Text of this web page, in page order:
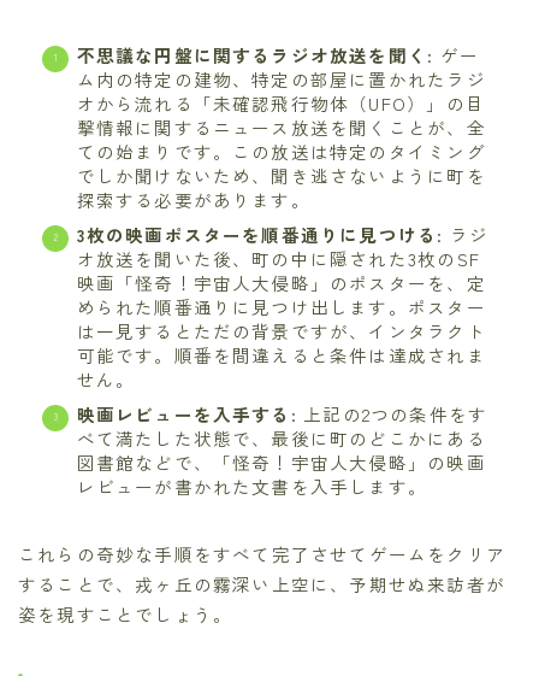
不思議な円盤に関するラジオ放送を聞く : ゲー
ム内の特定の建物、特定の部屋に置かれたラジ
オから流れる「未確認飛行物体（UFO）」の目
撃情報に関するニュース放送を聞くことが、全
ての始まりです。この放送は特定のタイミング
でしか聞けないため、聞き逃さないように町を
探索する必要があります。
3枚の映画ポスターを順番通りに見つける : ラジ
オ放送を聞いた後、町の中に隠された3枚のSF
映画「怪奇！宇宙人大侵略」のポスターを、定
められた順番通りに見つけ出します。ポスター
は一見するとただの背景ですが、インタラクト
可能です。順番を間違えると条件は達成されま
せん。
映画レビューを入手する : 上記の2つの条件をす
べて満たした状態で、最後に町のどこかにある
図書館などで、「怪奇！宇宙人大侵略」の映画
レビューが書かれた文書を入手します。
これらの奇妙な手順をすべて完了させてゲームをクリア
することで、戎ヶ丘の霧深い上空に、予期せぬ来訪者が
姿を現すことでしょう。